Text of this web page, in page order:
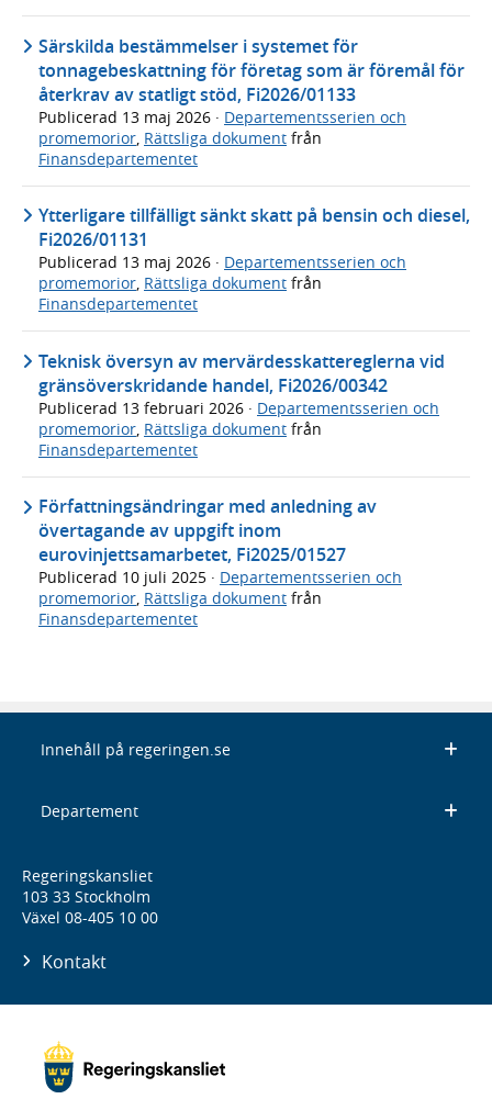
Särskilda bestämmelser i systemet för
tonnagebeskattning för företag som är föremål för
återkrav av statligt stöd, Fi2026/01133
Publicerad 13 maj 2026 · Departementsserien och
promemorior Rättsliga dokument från
Finansdepartementet
Ytterligare tillfälligt sänkt skatt på bensin och diesel,
Fi2026/01131
Publicerad 13 maj 2026 · Departementsserien och
promemorior, Rättsliga dokument från
Finansdepartementet
Teknisk översyn av mervärdesskattereglerna vid
gränsöverskridande handel, Fi2026/00342
Publicerad 13 februari 2026 · Departementsserien och
promemorior, Rättsliga dokument från
Finansdepartementet
Författningsändringar med anledning av
övertagande av uppgift inom
eurovinjettsamarbetet, Fi2025/01527
Publicerad 10 juli 2025 · Departementsserien och
promemorior, Rättsliga dokument från
Finansdepartementet
Innehåll på regeringen.se
Departement
Regeringskansliet
103 33 Stockholm
Växel 08-405 10 00
Kontakt